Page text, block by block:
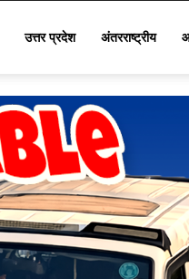
उत्तर प्रदेश अंतरराष्ट्रीय